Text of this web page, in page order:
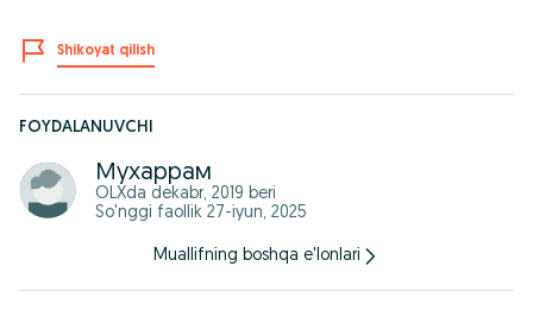
Shikoyat qilish
FOYDALANUVCHI
Мухаррам
OLXda dekabr, 2019 beri
So'nggi faollik 27-iyun, 2025
Muallifning boshqa e'lonlari